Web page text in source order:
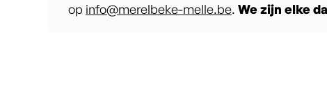
op info@merelbeke-melle.be. We zijn elke